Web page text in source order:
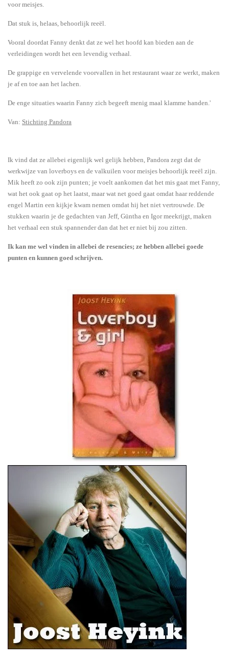
voor meisjes.
Dat stuk is, helaas, behoorlijk reeël.
Vooral doordat Fanny denkt dat ze wel het hoofd kan bieden aan de
verleidingen wordt het een levendig verhaal.
De grappige en vervelende voorvallen in het restaurant waar ze werkt, maken
je af en toe aan het lachen.
De enge situaties waarin Fanny zich begeeft menig maal klamme handen.'
Van: Stichting Pandora
Ik vind dat ze allebei eigenlijk wel gelijk hebben, Pandora zegt dat de
werkwijze van loverboys en de valkuilen voor meisjes behoorlijk reeël zijn.
Mik heeft zo ook zijn punten; je voelt aankomen dat het mis gaat met Fanny,
wat het ook gaat op het laatst, maar wat net goed gaat omdat haar reddende
engel Martin een kijkje kwam nemen omdat hij het niet vertrouwde. De
stukken waarin je de gedachten van Jeff, Güntha en Igor meekrijgt, maken
het verhaal een stuk spannender dan dat het er niet bij zou zitten.
Ik kan me wel vinden in allebei de resencies; ze hebben allebei goede
punten en kunnen goed schrijven.